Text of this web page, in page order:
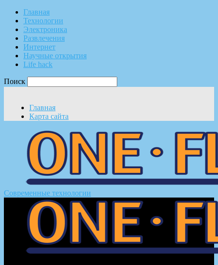
Главная
Технологии
Электроника
Развлечения
Интернет
Научные открытия
Life hack
Поиск
Главная
Карта сайта
Современные технологии